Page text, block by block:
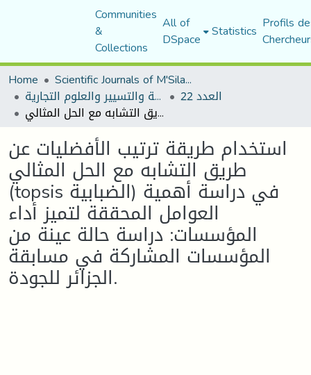
Communities
&
Collections
All of
DSpace Statistics Profils
Home
Scientific Journals of M'Sila University
مجلة العلوم الاقتصادية والتسيير والعلوم التجارية العدد 22
استخدام طريقة ترتيب الأفضليات عن طريق التشابه مع الحل المثالي (topsis الضبابية) في دراسة أهمية العوامل المحققة لتميز أداء المؤسسات: دراسة حالة عينة من المؤسسات المشاركة في مسابقة الجزائر للجودة.
استخدام طريقة ترتيب الأفضليات عن
طريق التشابه مع الحل المثالي
(topsis الضبابية) في دراسة أهمية
العوامل المحققة لتميز أداء
المؤسسات: دراسة حالة عينة من
المؤسسات المشاركة في مسابقة
الجزائر للجودة.